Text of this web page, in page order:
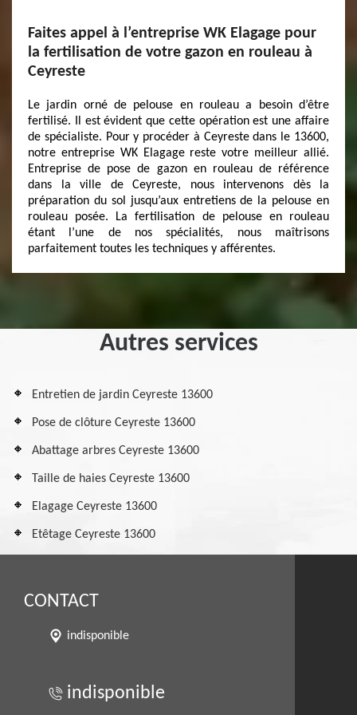
Faites appel à l’entreprise WK Elagage pour
la fertilisation de votre gazon en rouleau à
Ceyreste
Le jardin orné de pelouse en rouleau a besoin d’être
fertilisé. Il est évident que cette opération est une affaire
de spécialiste. Pour y procéder à Ceyreste dans le 13600,
notre entreprise WK Elagage reste votre meilleur allié.
Entreprise de pose de gazon en rouleau de référence
dans la ville de Ceyreste, nous intervenons dès la
préparation du sol jusqu’aux entretiens de la pelouse en
rouleau posée. La fertilisation de pelouse en rouleau
étant l’une de nos spécialités, nous maîtrisons
parfaitement toutes les techniques y afférentes.
Autres services
Entretien de jardin Ceyreste 13600
Pose de clôture Ceyreste 13600
Abattage arbres Ceyreste 13600
Taille de haies Ceyreste 13600
Elagage Ceyreste 13600
Etêtage Ceyreste 13600
CONTACT
indisponible
indisponible